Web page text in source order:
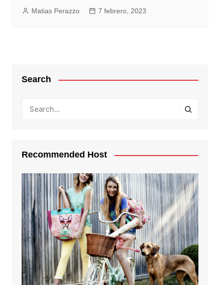
Matias Perazzo 7 febrero, 2023
Search
Recommended Host